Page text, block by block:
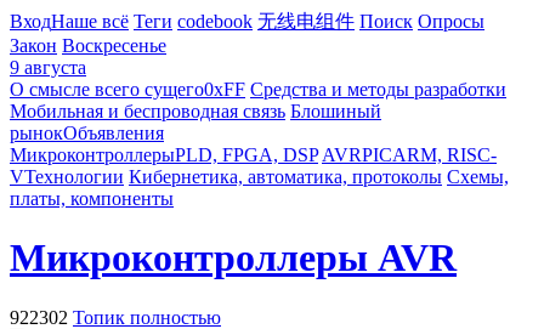
ВходНаше всё Теги codebook 无线电组件 Поиск Опросы
Закон Воскресенье
9 августа
О смысле всего сущего0xFF Средства и методы разработки
Мобильная и беспроводная связь Блошиный
рынокОбъявления
МикроконтроллерыPLD, FPGA, DSP AVRPICARM, RISC-
VТехнологии Кибернетика, автоматика, протоколы Схемы,
платы, компоненты
Микроконтроллеры AVR
922302 Топик полностью